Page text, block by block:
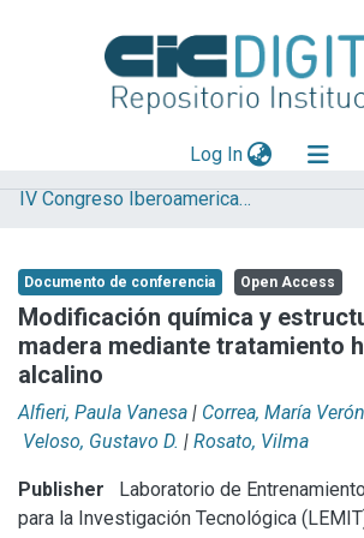
Log In(current)
Explorar
Aportar material
Statistics
IV Congreso Iberoamericano y XII Jornada de Técnicas de Reparación y Conservación del Patrimonio
Documento de conferencia Open Access
Modificación química y
madera mediante tratamiento
alcalino
Alfieri, Paula Vanesa | Correa, María
Veloso, Gustavo D. | Rosato, Vilma
Publisher
Laboratorio de
para la Investigación Tecnológica